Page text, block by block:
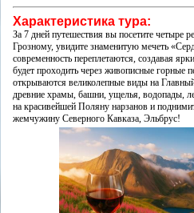
Характеристика тура:
За 7 дней путешествия вы посетите четыре
Грозному, увидите знаменитую мечеть
современность переплетаются, создавая
будет проходить через живописные горные
открываются великолепные виды на
древние храмы, башни, ущелья, водопады,
на красивейшей Поляну нарзанов и
жемчужину Северного Кавказа, Эльбрус!